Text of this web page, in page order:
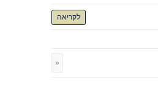
לקריאה
«